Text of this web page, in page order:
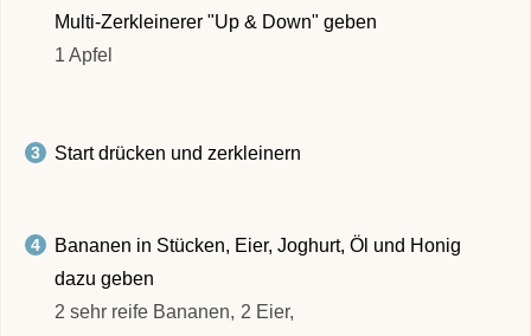
Multi-Zerkleinerer "Up & Down" geben
1 Apfel
Start drücken und zerkleinern
Bananen in Stücken, Eier, Joghurt, Öl und Honig
dazu geben
2 sehr reife Bananen, 2 Eier,